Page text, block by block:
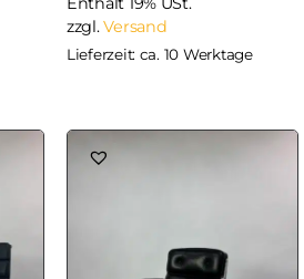
zzgl.Versand
Lieferzeit: ca. 10 Werktage